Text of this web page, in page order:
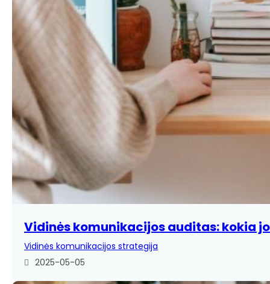
Vidinės komunikacijos auditas: kokia
Vidinės komunikacijos strategija
2025-05-05